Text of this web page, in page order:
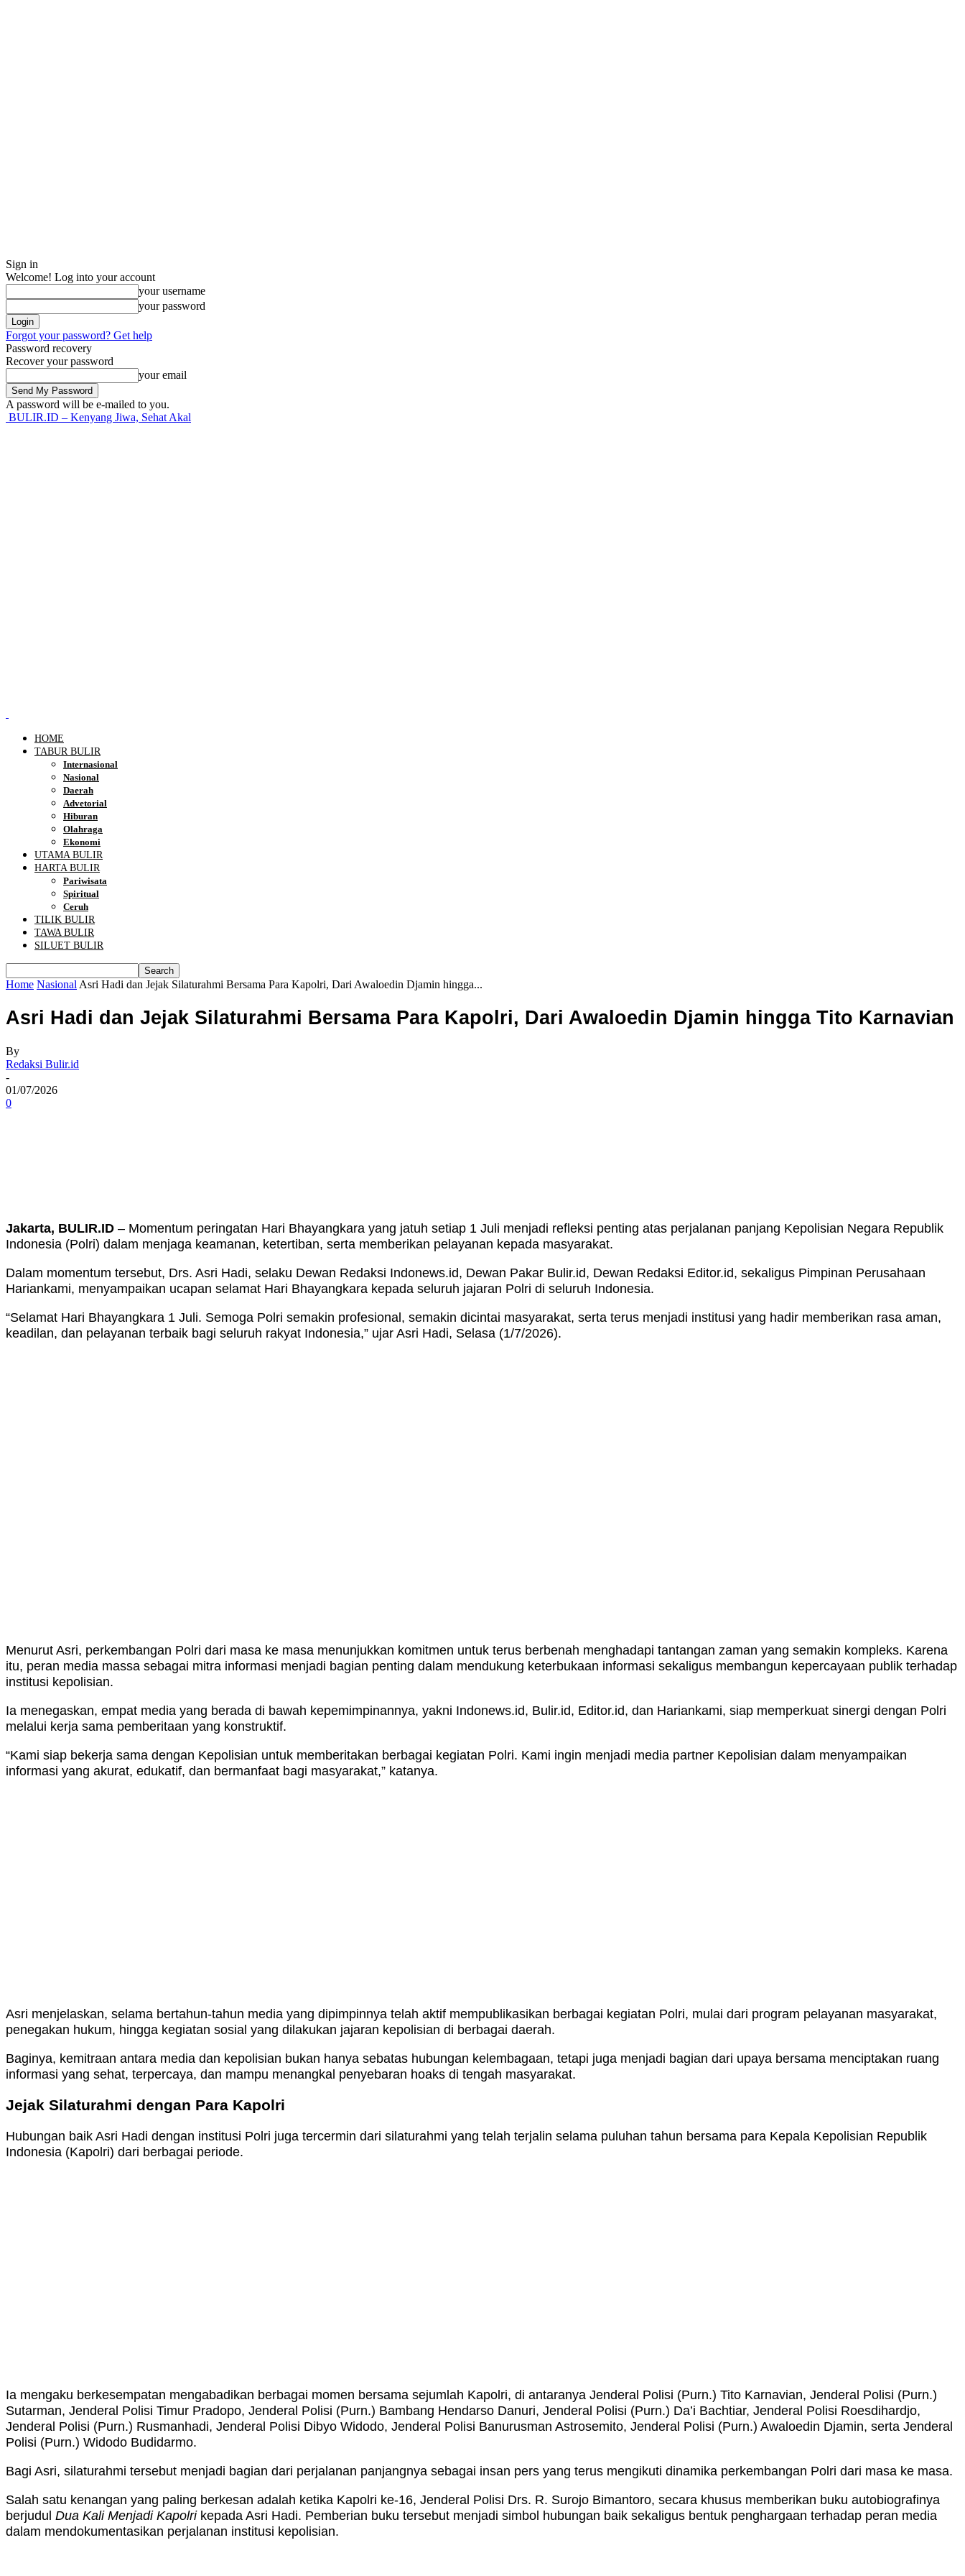
Sign in
Welcome! Log into your account
your username
your password
Forgot your password? Get help
Password recovery
Recover your password
your email
A password will be e-mailed to you.
BULIR.ID – Kenyang Jiwa, Sehat Akal
HOME
TABUR BULIR
Internasional
Nasional
Daerah
Advetorial
Hiburan
Olahraga
Ekonomi
UTAMA BULIR
HARTA BULIR
Pariwisata
Spiritual
Ceruh
TILIK BULIR
TAWA BULIR
SILUET BULIR
Home Nasional Asri Hadi dan Jejak Silaturahmi Bersama Para Kapolri, Dari Awaloedin Djamin hingga...
Asri Hadi dan Jejak Silaturahmi Bersama Para Kapolri, Dari Awaloedin Djamin hingga Tito Karnavian
By
Redaksi Bulir.id
-
01/07/2026
0
Jakarta, BULIR.ID – Momentum peringatan Hari Bhayangkara yang jatuh setiap 1 Juli menjadi refleksi penting atas perjalanan panjang Kepolisian Negara Republik
Indonesia (Polri) dalam menjaga keamanan, ketertiban, serta memberikan pelayanan kepada masyarakat.
Dalam momentum tersebut, Drs. Asri Hadi, selaku Dewan Redaksi Indonews.id, Dewan Pakar Bulir.id, Dewan Redaksi Editor.id, sekaligus Pimpinan Perusahaan
Hariankami, menyampaikan ucapan selamat Hari Bhayangkara kepada seluruh jajaran Polri di seluruh Indonesia.
“Selamat Hari Bhayangkara 1 Juli. Semoga Polri semakin profesional, semakin dicintai masyarakat, serta terus menjadi institusi yang hadir memberikan rasa aman,
keadilan, dan pelayanan terbaik bagi seluruh rakyat Indonesia,” ujar Asri Hadi, Selasa (1/7/2026).
Menurut Asri, perkembangan Polri dari masa ke masa menunjukkan komitmen untuk terus berbenah menghadapi tantangan zaman yang semakin kompleks. Karena
itu, peran media massa sebagai mitra informasi menjadi bagian penting dalam mendukung keterbukaan informasi sekaligus membangun kepercayaan publik terhadap
institusi kepolisian.
Ia menegaskan, empat media yang berada di bawah kepemimpinannya, yakni Indonews.id, Bulir.id, Editor.id, dan Hariankami, siap memperkuat sinergi dengan Polri
melalui kerja sama pemberitaan yang konstruktif.
“Kami siap bekerja sama dengan Kepolisian untuk memberitakan berbagai kegiatan Polri. Kami ingin menjadi media partner Kepolisian dalam menyampaikan
informasi yang akurat, edukatif, dan bermanfaat bagi masyarakat,” katanya.
Asri menjelaskan, selama bertahun-tahun media yang dipimpinnya telah aktif mempublikasikan berbagai kegiatan Polri, mulai dari program pelayanan masyarakat,
penegakan hukum, hingga kegiatan sosial yang dilakukan jajaran kepolisian di berbagai daerah.
Baginya, kemitraan antara media dan kepolisian bukan hanya sebatas hubungan kelembagaan, tetapi juga menjadi bagian dari upaya bersama menciptakan ruang
informasi yang sehat, terpercaya, dan mampu menangkal penyebaran hoaks di tengah masyarakat.
Jejak Silaturahmi dengan Para Kapolri
Hubungan baik Asri Hadi dengan institusi Polri juga tercermin dari silaturahmi yang telah terjalin selama puluhan tahun bersama para Kepala Kepolisian Republik
Indonesia (Kapolri) dari berbagai periode.
Ia mengaku berkesempatan mengabadikan berbagai momen bersama sejumlah Kapolri, di antaranya Jenderal Polisi (Purn.) Tito Karnavian, Jenderal Polisi (Purn.)
Sutarman, Jenderal Polisi Timur Pradopo, Jenderal Polisi (Purn.) Bambang Hendarso Danuri, Jenderal Polisi (Purn.) Da’i Bachtiar, Jenderal Polisi Roesdihardjo,
Jenderal Polisi (Purn.) Rusmanhadi, Jenderal Polisi Dibyo Widodo, Jenderal Polisi Banurusman Astrosemito, Jenderal Polisi (Purn.) Awaloedin Djamin, serta Jenderal
Polisi (Purn.) Widodo Budidarmo.
Bagi Asri, silaturahmi tersebut menjadi bagian dari perjalanan panjangnya sebagai insan pers yang terus mengikuti dinamika perkembangan Polri dari masa ke masa.
Salah satu kenangan yang paling berkesan adalah ketika Kapolri ke-16, Jenderal Polisi Drs. R. Surojo Bimantoro, secara khusus memberikan buku autobiografinya
berjudul Dua Kali Menjadi Kapolrikepada Asri Hadi. Pemberian buku tersebut menjadi simbol hubungan baik sekaligus bentuk penghargaan terhadap peran media
dalam mendokumentasikan perjalanan institusi kepolisian.